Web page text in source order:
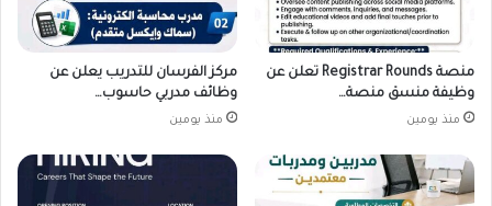
منصة Registrar Rounds تعلن عن
وظيفة منسق منصة…
منذ يومين
مركز الفرسان للتدريب يعلن عن
وظائف مدربي حاسوب…
منذ يومين